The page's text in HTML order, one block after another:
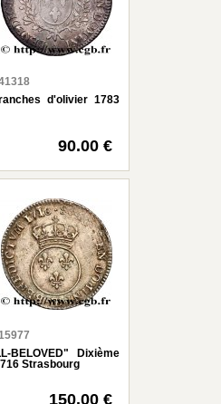
d'olivier 1783
90.00 €
BELOVED" Dixième
Strasbourg
150.00 €